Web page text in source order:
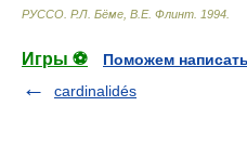
РУССО Р.Л. Бёме, В.Е. Флинт 1994
Игры ⚽
Поможем
cardinalidés